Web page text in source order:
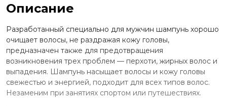
Описание
Разработанный специально для мужчин шампунь хорошо
очищает волосы, не раздражая кожу головы,
предназначен также для предотвращения
возникновения трех проблем — перхоти, жирных волос и
выпадения. Шампунь насыщает волосы и кожу головы
свежестью и энергией, подходит для всех типов волос.
Незаменим при занятиях спортом или путешествиях.